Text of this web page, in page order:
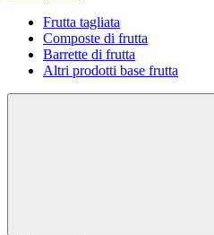
Frutta tagliata
Composte di frutta
Barrette di frutta
Altri prodotti base frutta